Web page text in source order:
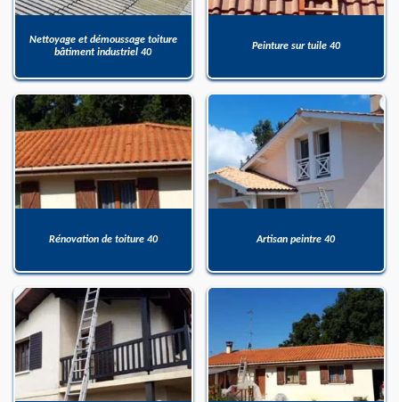
Nettoyage et démoussage toiture
bâtiment industriel 40
Peinture sur tuile 40
Rénovation de toiture 40 Artisan peintre 40